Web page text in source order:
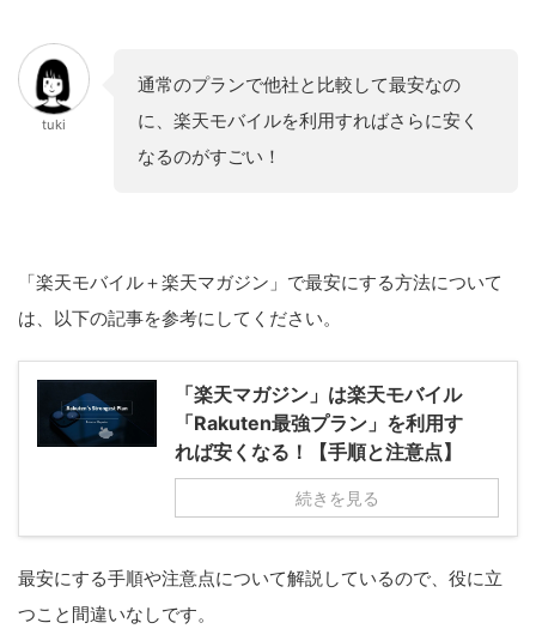
tuki
通常のプランで他社と比較して最安なの
に、楽天モバイルを利用すればさらに安く
なるのがすごい！
「楽天モバイル＋楽天マガジン」で最安にする方法について
は、以下の記事を参考にしてください。
「楽天マガジン」は楽天モバイル
「Rakuten最強プラン」を利用す
れば安くなる！【手順と注意点】
続きを見る
最安にする手順や注意点について解説しているので、役に立
つこと間違いなしです。